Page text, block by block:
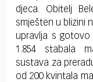
djeca. Obitelj
smješten u blizini
upravlja s gotovo
1.854 stabala
sustava za
od 200 kvintala